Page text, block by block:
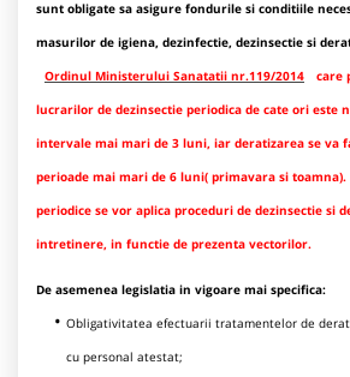
sunt obligate sa asigure fondurile si conditiile
masurilor de igiena, dezinfectie, dezinsectie si
Ordinul Ministerului Sanatatii nr.119/2014
care
lucrarilor de dezinsectie periodica de cate ori este
intervale mai mari de 3 luni, iar deratizarea se va
perioade mai mari de 6 luni( primavara si
periodice se vor aplica proceduri de dezinsectie si
intretinere, in functie de prezenta vectorilor.
De asemenea legislatia in vigoare mai specifica:
Obligativitatea efectuarii tratamentelor de
cu personal atestat;